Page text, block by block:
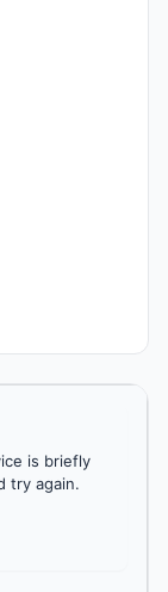
is briefly
try again.